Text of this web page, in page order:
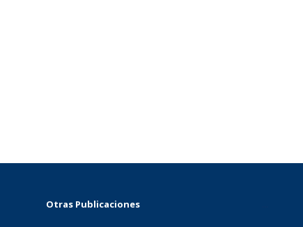
Otras Publicaciones